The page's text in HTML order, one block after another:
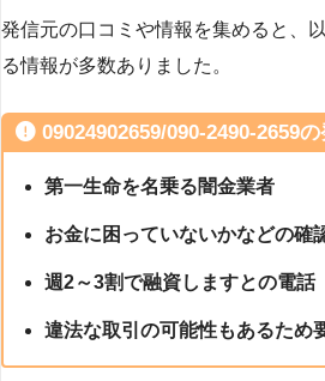
発信元の口コミや情報を集めると、
る情報が多数ありました。
09024902659/090-2490-2659
第一生命を名乗る闇金業者
お金に困っていないかなどの確
週2～3割で融資しますとの電話
違法な取引の可能性もあるため